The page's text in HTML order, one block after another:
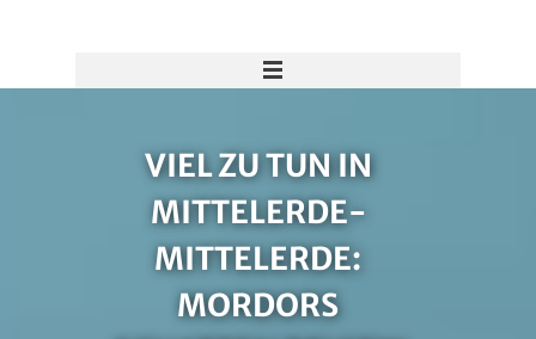
VIEL ZU TUN IN
MITTELERDE-
MITTELERDE:
MORDORS